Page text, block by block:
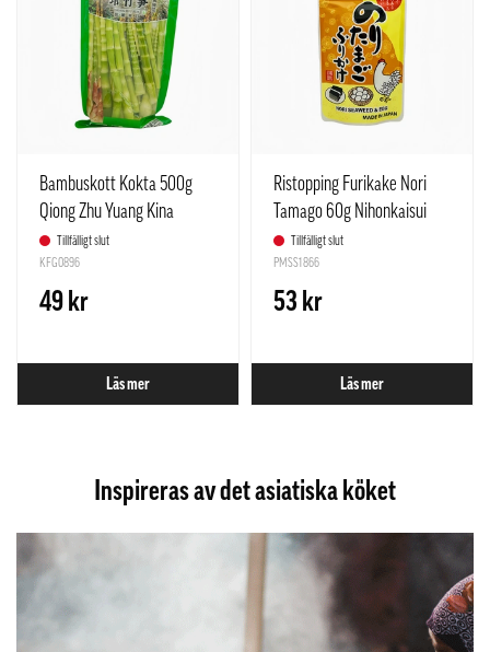
Bambuskott Kokta 500g
Qiong Zhu Yuang Kina
Tillfälligt slut
KFG0896
49 kr
Läs mer
Ristopping Furikake Nori
Tamago 60g Nihonkaisui
JapanTillfälligt slut
PMSS1866
53 kr
Läs mer
Inspireras av det asiatiska köket